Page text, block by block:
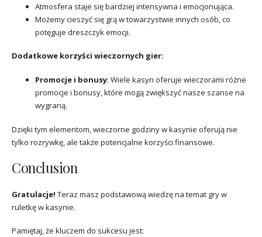
Atmosfera staje się bardziej intensywna i emocjonująca.
Możemy cieszyć się grą w towarzystwie innych osób, co
potęguje dreszczyk emocji.
Dodatkowe korzyści wieczornych gier:
Promocje i bonusy: Wiele kasyn oferuje wieczorami różne
promocje i bonusy, które mogą zwiększyć nasze szanse na
wygraną.
Dzięki tym elementom, wieczorne godziny w kasynie oferują nie
tylko rozrywkę, ale także potencjalne korzyści finansowe.
Conclusion
Gratulacje! Teraz masz podstawową wiedzę na temat gry w
ruletkę w kasynie.
Pamiętaj, że kluczem do sukcesu jest: